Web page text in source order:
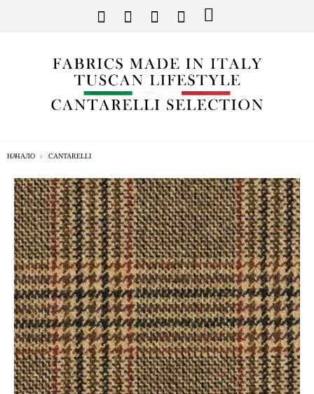
НАЧАЛО CANTARELLI